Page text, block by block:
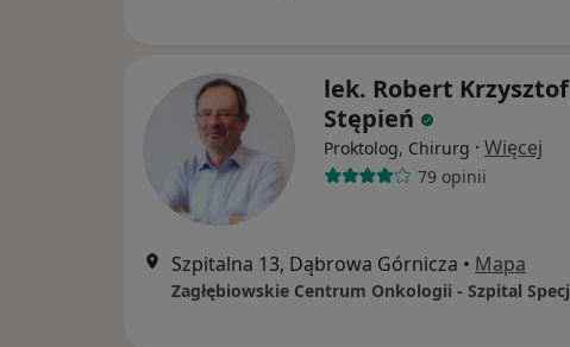
lek. Robert Krzysztof
Stępień
Proktolog, Chirurg · Więcej
79 opinii
Szpitalna 13, Dąbrowa Górnicza • Mapa